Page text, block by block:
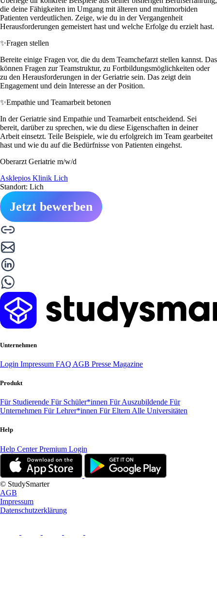
die deine Fähigkeiten im Umgang mit älteren und multimorbiden
Patienten verdeutlichen. Zeige, wie du in der Vergangenheit
Herausforderungen gemeistert hast und welche Erfolge du erzielt hast.
✨Fragen stellen
Bereite einige Fragen vor, die du dem Teamchefarzt stellen kannst. Das
können Fragen zur Teamstruktur, zu Fortbildungsmöglichkeiten oder
zu den Herausforderungen in der Geriatrie sein. Das zeigt dein
Engagement und dein Interesse an der Position.
✨Empathie und Teamarbeit betonen
In der Geriatrie sind Empathie und Teamarbeit entscheidend. Sei
bereit, darüber zu sprechen, wie du diese Eigenschaften in deiner
Arbeit einsetzt. Teile Beispiele, wie du erfolgreich im Team gearbeitet
hast und wie du auf die Bedürfnisse von Patienten eingehst.
Oberarzt Geriatrie m/w/d
Asklepios Klinik Lich
Standort: Lich
Jetzt bewerben
Unternehmen
Login Impressum FAQ AGB Presse Magazine
Produkt
Für Studierende Für Schüler*innen Für Auszubildende Für
Unternehmen Für Lehrer*innen Für Eltern Alle Universitäten
Help
Help CenterPremium Login
© StudySmarter
AGB
Impressum
Datenschutzerklärung